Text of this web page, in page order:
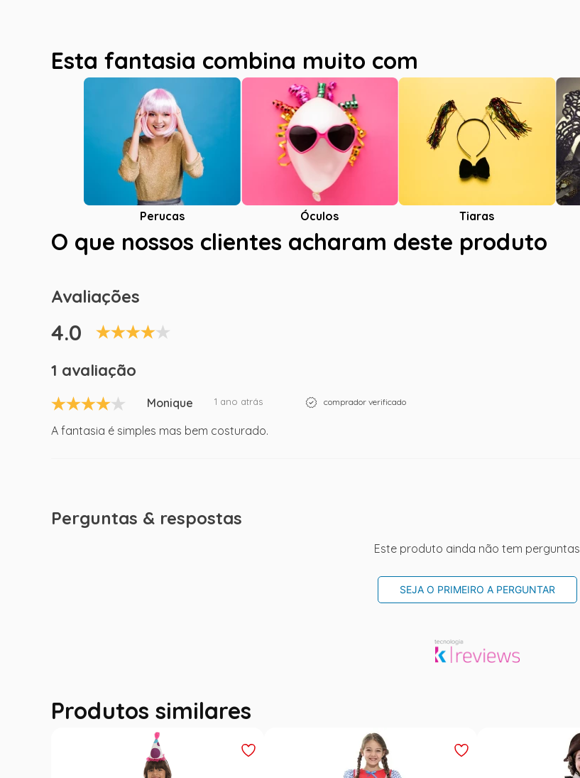
Esta fantasia combina muito com
Perucas Óculos Tiaras
O que nossos clientes acharam deste produto
Avaliações
4.0
1 avaliação
Monique 1 ano atrás comprador verificado
A fantasia é simples mas bem costurado.
Perguntas & respostas
Este produto ainda não tem perguntas
SEJA O PRIMEIRO A PERGUNTAR
Produtos similares